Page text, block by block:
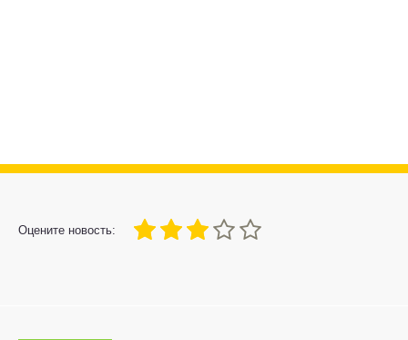
Оцените новость:
60
1 3 4 5